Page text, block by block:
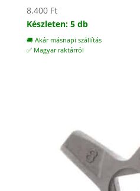
8.400 Ft
Készleten: 5 db
🚚 Akár másnapi szállítás
✅ Magyar raktárról